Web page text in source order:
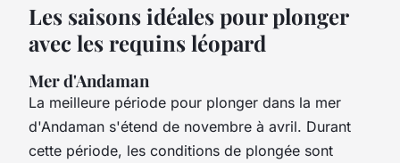
Les saisons idéales pour plonger
avec les requins léopard
Mer d'Andaman
La meilleure période pour plonger dans la mer
d'Andaman s'étend de novembre à avril. Durant
cette période, les conditions de plongée sont